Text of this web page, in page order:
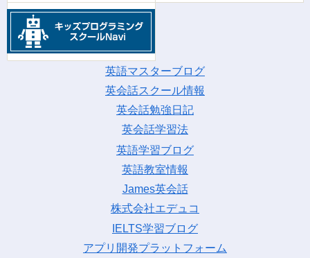
英語マスターブログ
英会話スクール情報
英会話勉強日記
英会話学習法
英語学習ブログ
英語教室情報
James英会話
株式会社エデュコ
IELTS学習ブログ
アプリ開発プラットフォーム